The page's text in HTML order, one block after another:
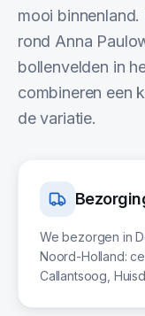
mooi
rond Anna
bollenvelden in
combineren een
de variatie.
We bezorgen in
Noord-Holland:
Callantsoog,